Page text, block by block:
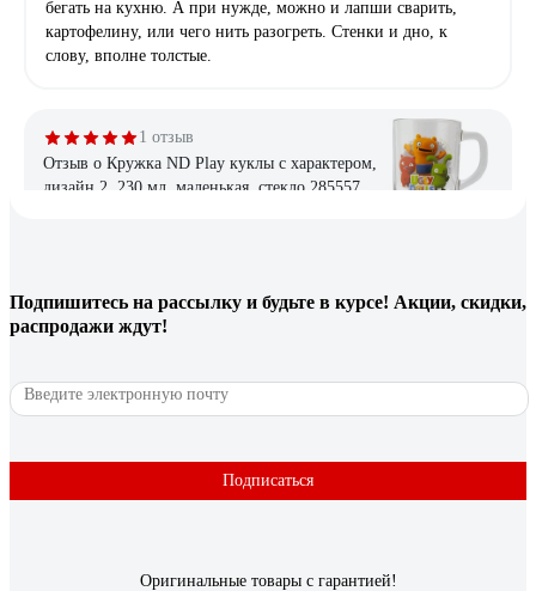
бегать на кухню. А при нужде, можно и лапши сварить,
картофелину, или чего нить разогреть. Стенки и дно, к
слову, вполне толстые.
1 отзыв
Отзыв о Кружка ND Play куклы с характером,
дизайн 2, 230 мл, маленькая, стекло 285557
Отзыв о Кружка керамическая PERFECTO
LINEA 350 мл, LOVELY ANIMALS-1, 30-
Вася 25.06.2025
Подпишитесь на рассылку и будьте в курсе! Акции, скидки,
распродажи ждут!
Подписаться
Оригинальные товары с гарантией!